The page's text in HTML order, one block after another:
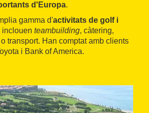
d'Europa.
gamma d'activitats de golf i
inclouen teambuilding, càtering,
o transport. Han comptat amb clients
i Bank of America.